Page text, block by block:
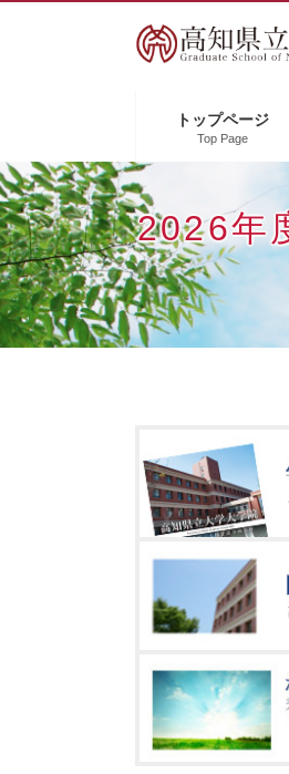
で
す
。
ば
し
て
本
文
へ
トップページ
Top Page
2026年